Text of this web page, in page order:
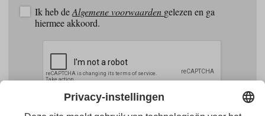
Ik heb deAlgemene voorwaarden gelezen en ga
hiermee akkoord.